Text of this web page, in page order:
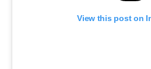
View this post on